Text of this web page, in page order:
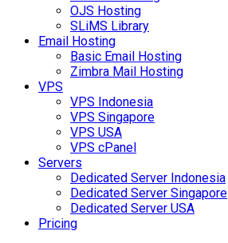
OJS Hosting
SLiMS Library
Email Hosting
Basic Email Hosting
Zimbra Mail Hosting
VPS
VPS Indonesia
VPS Singapore
VPS USA
VPS cPanel
Servers
Dedicated Server Indonesia
Dedicated Server Singapore
Dedicated Server USA
Pricing